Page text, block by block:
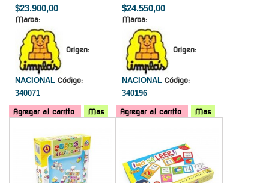
$23.900,00
Marca:
Origen:
NACIONAL Código:
340071
Agregar al carrito Mas
$24.550,00
Marca:
Origen:
NACIONAL Código:
340196
Agregar al carrito
Mas